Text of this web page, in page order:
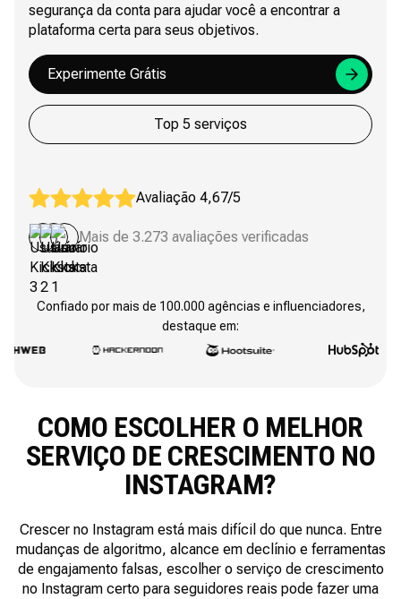
segurança da conta para ajudar você a encontrar a
plataforma certa para seus objetivos.
Experimente Grátis
Top 5 serviços
Avaliação 4,67/5
Mais de 3.273 avaliações verificadas
Confiado por mais de 100.000 agências e influenciadores,
destaque em:
COMO ESCOLHER O MELHOR
SERVIÇO DE CRESCIMENTO NO
INSTAGRAM?
Crescer no Instagram está mais difícil do que nunca. Entre
mudanças de algoritmo, alcance em declínio e ferramentas
de engajamento falsas, escolher o serviço de crescimento
no Instagram certo para seguidores reais pode fazer uma